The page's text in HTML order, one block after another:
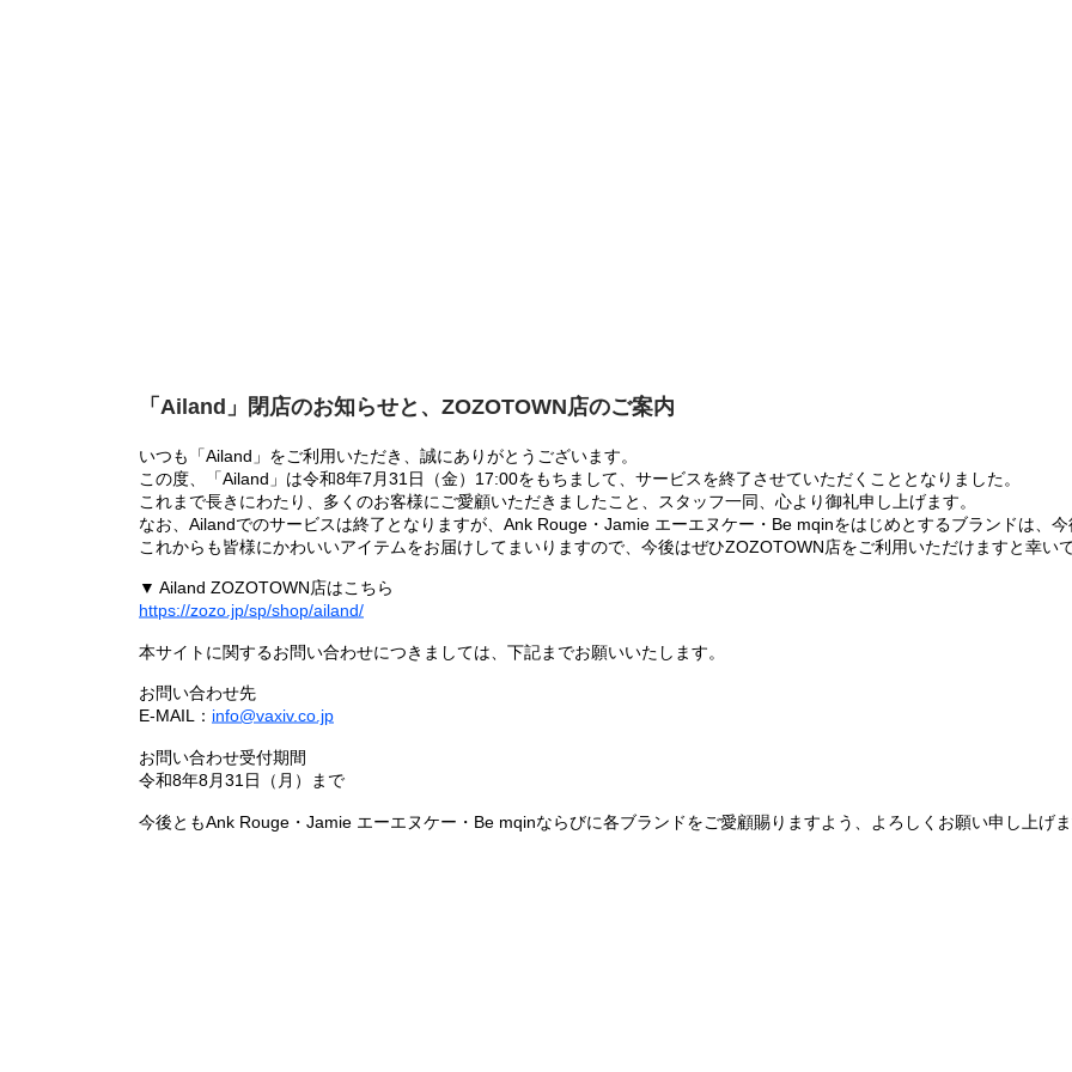
「Ailand」閉店のお知らせと、ZOZOTOWN店のご案内
いつも「Ailand」をご利用いただき、誠にありがとうございます。
この度、「Ailand」は令和8年7月31日（金）17:00をもちまして、サービスを終了させていただくこととなりました。
これまで長きにわたり、多くのお客様にご愛顧いただきましたこと、スタッフ一同、心より御礼申し上げます。
なお、Ailandでのサービスは終了となりますが、Ank Rouge・Jamie エーエヌケー・Be mqinをはじめとするブランドは、
これからも皆様にかわいいアイテムをお届けしてまいりますので、今後はぜひZOZOTOWN店をご利用いただけますと幸いで
▼ Ailand ZOZOTOWN店はこちら
https://zozo.jp/sp/shop/ailand/
本サイトに関するお問い合わせにつきましては、下記までお願いいたします。
お問い合わせ先
E-MAIL： info@vaxiv.co.jp
お問い合わせ受付期間
令和8年8月31日（月）まで
今後ともAnk Rouge・Jamie エーエヌケー・Be mqinならびに各ブランドをご愛顧賜りますよう、よろしくお願い申し上げま